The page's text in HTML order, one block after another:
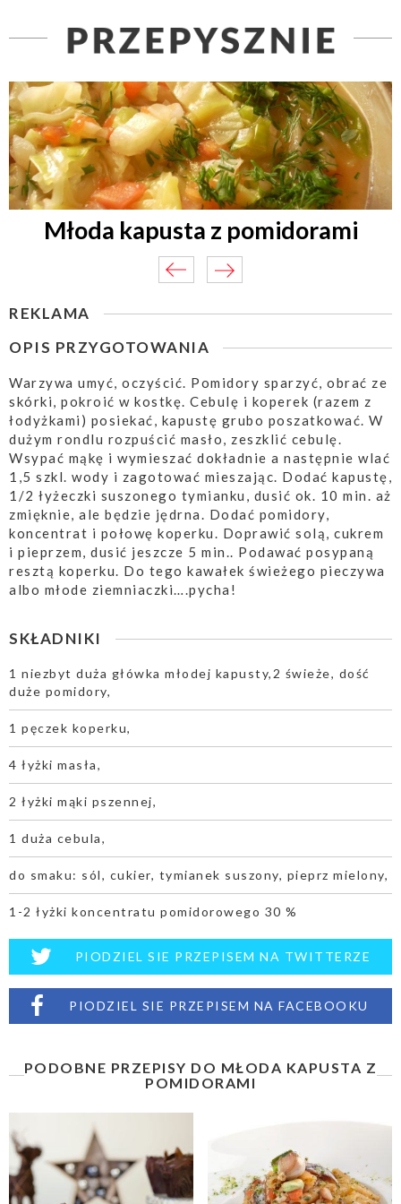
Młoda kapusta z pomidorami
REKLAMA
OPIS PRZYGOTOWANIA
Warzywa umyć, oczyścić. Pomidory sparzyć, obrać ze
skórki, pokroić w kostkę. Cebulę i koperek (razem z
łodyżkami) posiekać, kapustę grubo poszatkować. W
dużym rondlu rozpuścić masło, zeszklić cebulę.
Wsypać mąkę i wymieszać dokładnie a następnie wlać
1,5 szkl. wody i zagotować mieszając. Dodać kapustę,
1/2 łyżeczki suszonego tymianku, dusić ok. 10 min. aż
zmięknie, ale będzie jędrna. Dodać pomidory,
koncentrat i połowę koperku. Doprawić solą, cukrem
i pieprzem, dusić jeszcze 5 min.. Podawać posypaną
resztą koperku. Do tego kawałek świeżego pieczywa
albo młode ziemniaczki….pycha!
SKŁADNIKI
1 niezbyt duża główka młodej kapusty,2 świeże, dość
duże pomidory,
1 pęczek koperku,
4 łyżki masła,
2 łyżki mąki pszennej,
1 duża cebula,
do smaku: sól, cukier, tymianek suszony, pieprz mielony,
1-2 łyżki koncentratu pomidorowego 30 %
PIODZIEL SIE PRZEPISEM NA TWITTERZE
PIODZIEL SIE PRZEPISEM NA FACEBOOKU
PODOBNE PRZEPISY DO MŁODA KAPUSTA Z
POMIDORAMI